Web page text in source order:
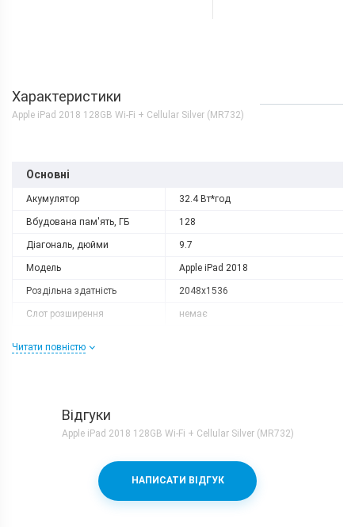
Характеристики
Apple iPad 2018 128GB Wi-Fi + Cellular Silver (MR732)
Основні
Акумулятор 32.4 Вт*год
Вбудована пам'ять, ГБ 128
Діагональ, дюйми 9.7
Модель Apple iPad 2018
Роздільна здатність 2048x1536
Слот розширення немає
Процесор
Частота, GHz 1.8
Основна камера, Мп 8 (f/2.0)
Фронтальна камера, Мп 1.2 (f/2.2)
Читати повністю
Відгуки
Apple iPad 2018 128GB Wi-Fi + Cellular Silver (MR732)
НАПИСАТИ ВІДГУК